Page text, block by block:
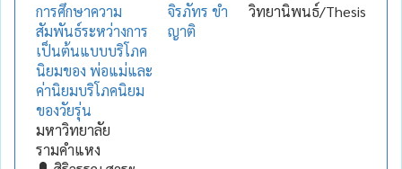
การศึกษาความ
สัมพันธ์ระหว่างการ
เป็นต้นแบบบริโภค
นิยมของ พ่อแม่และ
ค่านิยมบริโภคนิยม
ของวัยรุ่น
มหาวิทยาลัย
รามคำแหง
จิรภัทร ขำ
ญาติ
วิทยานิพนธ์/Thesis